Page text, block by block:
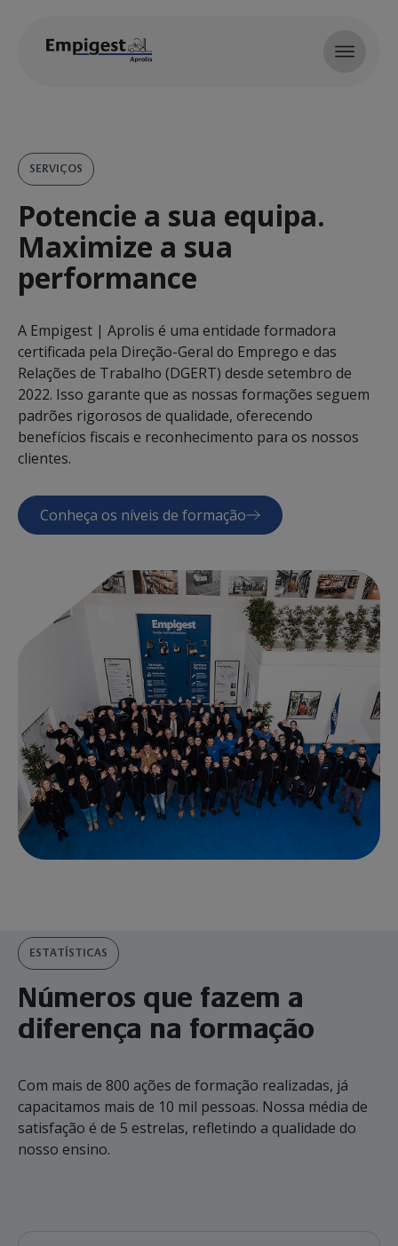
SERVIÇOS
Potencie a sua equipa.
Maximize a sua
performance
A Empigest | Aprolis é uma entidade formadora
certificada pela Direção-Geral do Emprego e das
Relações de Trabalho (DGERT) desde setembro de
2022. Isso garante que as nossas formações seguem
padrões rigorosos de qualidade, oferecendo
benefícios fiscais e reconhecimento para os nossos
clientes.
Conheça os níveis de formação
ESTATÍSTICAS
Números que fazem a
diferença na formação
Com mais de 800 ações de formação realizadas, já
capacitamos mais de 10 mil pessoas. Nossa média de
satisfação é de 5 estrelas, refletindo a qualidade do
nosso ensino.